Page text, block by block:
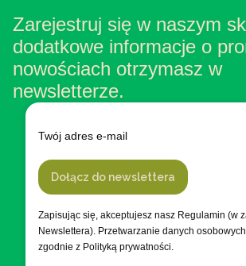
Zarejestruj się w naszym
dodatkowe informacje o
nowościach otrzymasz w
newsletterze.
Twój adres e-mail
Dołącz do newslettera
Zapisując się, akceptujesz nasz Regulamin (w
Newslettera). Przetwarzanie danych
zgodnie z Polityką prywatności.